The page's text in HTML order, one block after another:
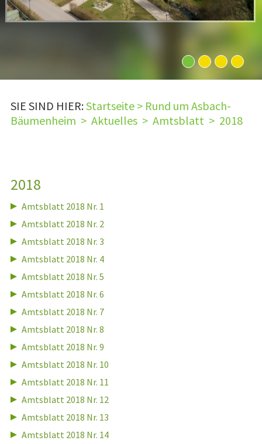
SIE SIND HIER:Startseite> Rund um Asbach-
Bäumenheim > Aktuelles> Amtsblatt> 2018
2018
Amtsblatt 2018 Nr. 1
Amtsblatt 2018 Nr. 2
Amtsblatt 2018 Nr. 3
Amtsblatt 2018 Nr. 4
Amtsblatt 2018 Nr. 5
Amtsblatt 2018 Nr. 6
Amtsblatt 2018 Nr. 7
Amtsblatt 2018 Nr. 8
Amtsblatt 2018 Nr. 9
Amtsblatt 2018 Nr. 10
Amtsblatt 2018 Nr. 11
Amtsblatt 2018 Nr. 12
Amtsblatt 2018 Nr. 13
Amtsblatt 2018 Nr. 14